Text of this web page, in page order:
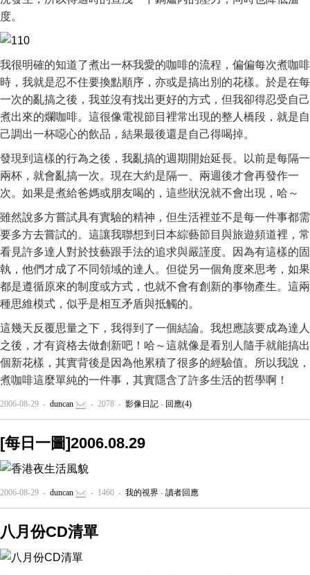
度。
我很明確的知道了煮出一杯我愛的咖啡的流程，偏偏每次煮咖啡
時，我就是忍不住要換點順序，亦或是搞出別的花樣。於是在每
一次的亂搞之後，我並沒有找出更好的方式，但我卻得忍受自己
煮出來的爛咖啡。這很像電視節目裡常出現的整人橋段，就是自
己調出一杯噁心的飲品，結果最後還是自己得喝掉。
發現到這樣的行為之後，我亂搞的週期開始延長。以前是每隔一
兩杯，就會亂搞一次。現在大約是隔一、兩週後才會再發作一
次。如果是煮給爸媽或朋友喝的，這些狀況就不會出現，哈～
雖然說多方嘗試具有實驗的精神，但生活裡並不是每一件事都需
要多方去嘗試的。這讓我聯想到日本綜藝節目與旅遊頻道裡，常
看見許多達人對於技藝跟手法的追求與嚴謹度。因為有這樣的固
執，他們才成了不同領域的達人。但從另一個角度來思考，如果
都是遵循原來的制度或方式，也就不會有創新的事物產生。這兩
種思維模式，似乎是相互矛盾與抵觸的。
這幾天反覆思量之下，我得到了一個結論。我想應該要成為達人
之後，才有資格去做創新吧！哈～這就像是看別人隨手就能搞出
個新花樣，其實背後是因為他累積了很多的經驗值。所以我說，
煮咖啡這麼單純的一件事，其實隱含了許多生活的哲學啊！
2006-08-29 - duncan - 2078 - 影像日記 - 回應(4)
[每日一圖]2006.08.29
2006-08-29 - duncan - 1460 - 我的視界 - 讀者回應
八月份CD清單